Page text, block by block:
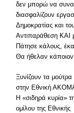
δεν μπορώ να
διασφαλίζουν
Δημοκρατίας και
Αντιπαράθεση ΚΑΙ
Πάτησε κάλους,
Θα ήθελαν
Ξυνίζουν τα
στην Εθνική
Η «σιδηρά κυρία»
ομίλου της Εθνικής